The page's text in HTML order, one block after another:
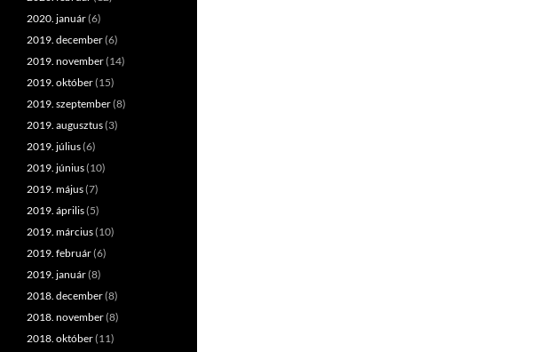
2020. január(6)
2019. december(6)
2019. november(14)
2019. október(15)
2019. szeptember(8)
2019. augusztus(3)
2019. július(6)
2019. június(10)
2019. május(7)
2019. április(5)
2019. március(10)
2019. február(6)
2019. január(8)
2018. december(8)
2018. november(8)
2018. október(11)